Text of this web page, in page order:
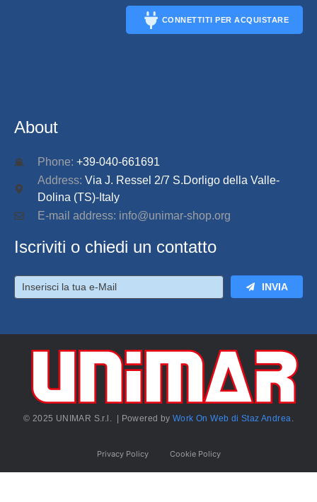
CONNETTITI PER ACQUISTARE
About
Phone: +39-040-661691
Address: Via J. Ressel 2/7 S.Dorligo della Valle-
Dolina (TS)-Italy
E-mail address: info@unimar-shop.org
Iscriviti o chiedi un contatto
INVIA
© 2025 UNIMAR S.r.l. | Powered byWork On Web di Staz Andrea.
Privacy Policy Cookie Policy